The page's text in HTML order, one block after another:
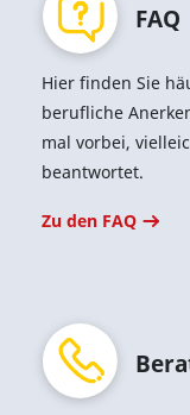
FAQ
Hier finden Sie
berufliche
mal vorbei,
beantwortet.
Zu den FAQ